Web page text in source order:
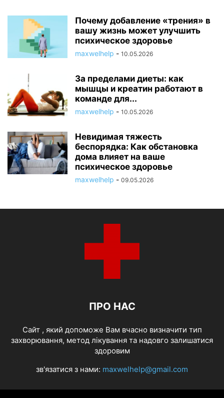
Почему добавление «трения» в
вашу жизнь может улучшить
психическое здоровье
maxwelhelp - 10.05.2026
За пределами диеты: как
мышцы и креатин работают в
команде для...
maxwelhelp - 10.05.2026
Невидимая тяжесть
беспорядка: Как обстановка
дома влияет на ваше
психическое здоровье
maxwelhelp - 09.05.2026
ПРО НАС
Cайт , який допоможе Вам вчасно визначити тип
захворювання, метод лікування та надовго залишатися
здоровим
зв'язатися з нами: maxwelhelp@gmail.com